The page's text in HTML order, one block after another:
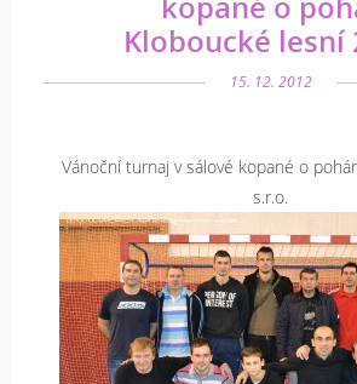
Kloboucké lesní
15. 12. 2012
Vánoční turnaj v sálové kopané o
s.r.o.